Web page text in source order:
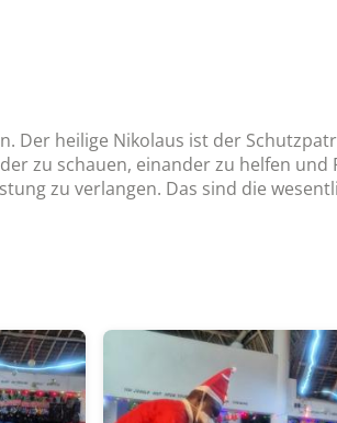
Der heilige Nikolaus ist der
zu schauen, einander zu helfen und
zu verlangen. Das sind die